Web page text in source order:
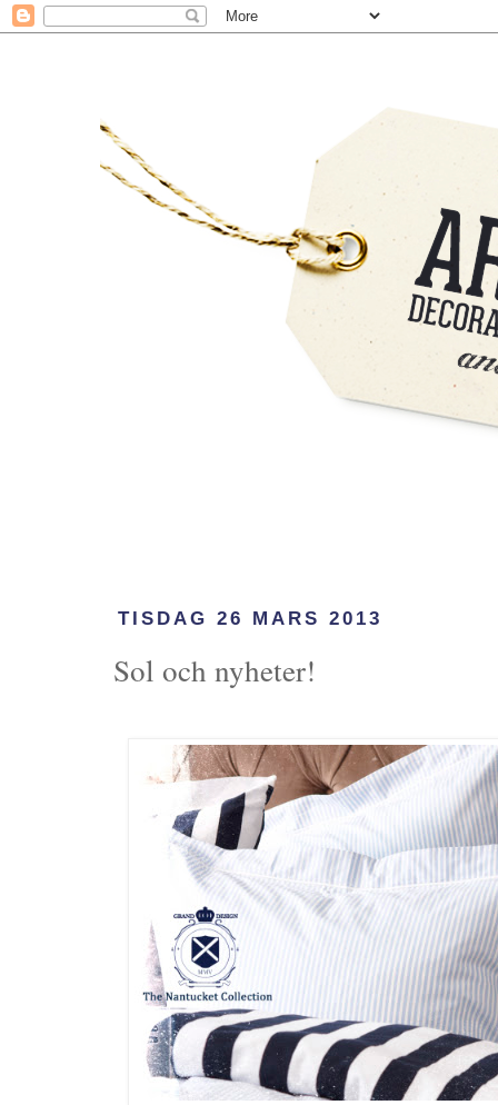
TISDAG 26 MARS 2013
Sol och nyheter!